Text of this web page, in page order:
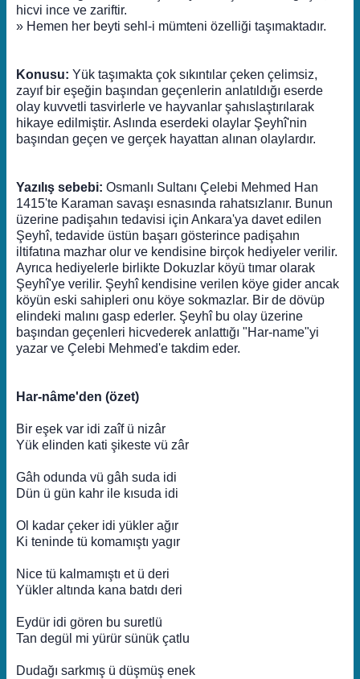
hicvi ince ve zariftir.
» Hemen her beyti sehl-i mümteni özelliği taşımaktadır.
Konusu: Yük taşımakta çok sıkıntılar çeken çelimsiz,
zayıf bir eşeğin başından geçenlerin anlatıldığı eserde
olay kuvvetli tasvirlerle ve hayvanlar şahıslaştırılarak
hikaye edilmiştir. Aslında eserdeki olaylar Şeyhî'nin
başından geçen ve gerçek hayattan alınan olaylardır.
Yazılış sebebi: Osmanlı Sultanı Çelebi Mehmed Han
1415'te Karaman savaşı esnasında rahatsızlanır. Bunun
üzerine padişahın tedavisi için Ankara'ya davet edilen
Şeyhî, tedavide üstün başarı gösterince padişahın
iltifatına mazhar olur ve kendisine birçok hediyeler verilir.
Ayrıca hediyelerle birlikte Dokuzlar köyü tımar olarak
Şeyhî'ye verilir. Şeyhî kendisine verilen köye gider ancak
köyün eski sahipleri onu köye sokmazlar. Bir de dövüp
elindeki malını gasp ederler. Şeyhî bu olay üzerine
başından geçenleri hicvederek anlattığı "Har-name"yi
yazar ve Çelebi Mehmed'e takdim eder.
Har-nâme'den (özet)
Bir eşek var idi zaîf ü nizâr
Yük elinden kati şikeste vü zâr
Gâh odunda vü gâh suda idi
Dün ü gün kahr ile kısuda idi
Ol kadar çeker idi yükler ağır
Ki teninde tü komamıştı yagır
Nice tü kalmamıştı et ü deri
Yükler altında kana batdı deri
Eydür idi gören bu suretlü
Tan degül mi yürür sünük çatlu
Dudağı sarkmış ü düşmüş enek